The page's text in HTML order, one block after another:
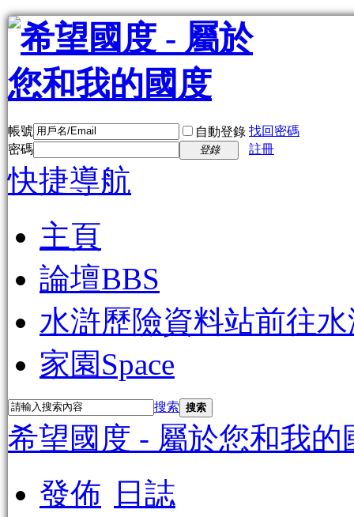
帳號 自動登錄 找回密碼
密碼
登錄 註冊
快捷導航
主頁
論壇BBS
水滸歷險資料站前往
家園Space
搜索 搜索
希望國度 - 屬於您和我的
發佈
日誌